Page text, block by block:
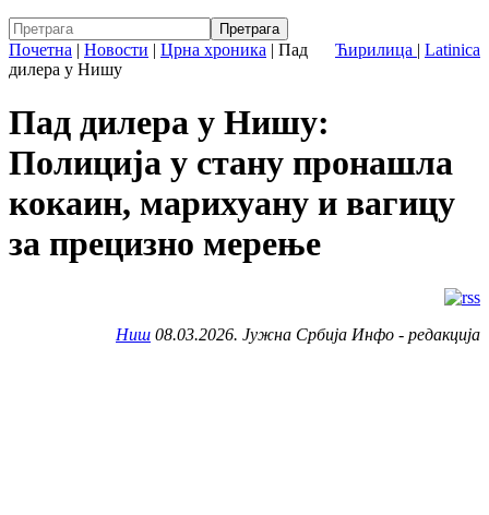
Ћирилица | Latinica
Почетна | Новости | Црна хроника | Пад
дилера у Нишу
Пад дилера у Нишу:
Полиција у стану пронашла
кокаин, марихуану и вагицу
за прецизно мерење
Ниш 08.03.2026. Јужна Србија Инфо - редакција